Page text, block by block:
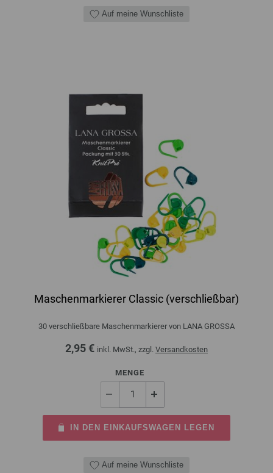
Auf meine Wunschliste
Maschenmarkierer Classic (verschließbar)
30 verschließbare Maschenmarkierer von LANA GROSSA
2,95 € inkl. MwSt., zzgl. Versandkosten
MENGE
IN DEN EINKAUFSWAGEN LEGEN
Auf meine Wunschliste